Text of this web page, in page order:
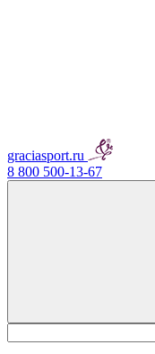
graciasport.ru
8 800 500-13-67